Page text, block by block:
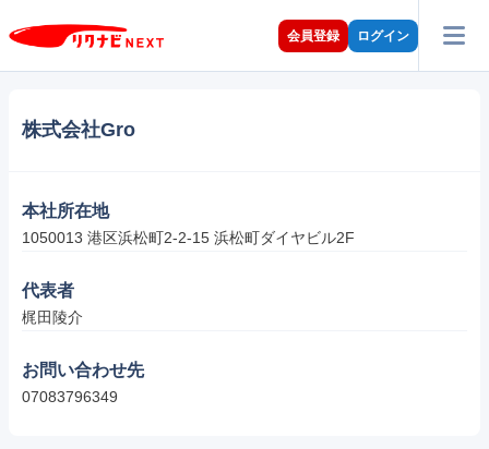
会員登録 ログイン
株式会社Gro
本社所在地
1050013 港区浜松町2-2-15 浜松町ダイヤビル2F
代表者
梶田陵介
お問い合わせ先
07083796349